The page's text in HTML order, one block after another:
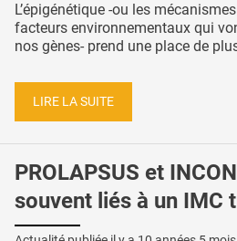
L’épigénétique -ou les
facteurs environnementaux qui
nos gènes- prend une place de
LIRE LA SUITE
PROLAPSUS et
souvent liés à un IMC